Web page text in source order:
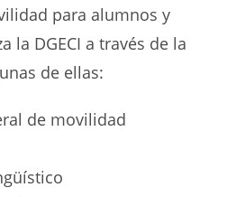
para alumnos y
la DGECI a través de la
de ellas:
de movilidad